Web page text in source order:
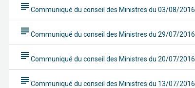
subject Communiqué du conseil des Ministres du 03/08/2016
subject Communiqué du conseil des Ministres du 29/07/2016
subject Communiqué du conseil des Ministres du 20/07/2016
subject Communiqué du conseil des Ministres du 13/07/2016